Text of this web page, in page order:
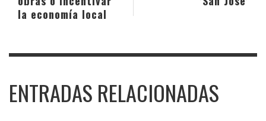
la economía local
ENTRADAS RELACIONADAS